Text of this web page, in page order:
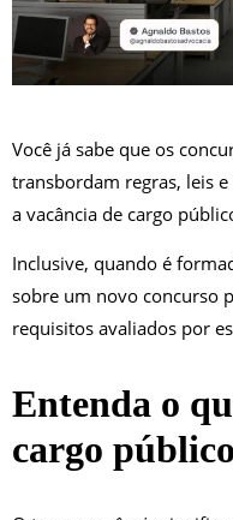
Você já sabe que os
transbordam regras, leis
a vacância de cargo
Inclusive, quando é
sobre um novo concurso
requisitos avaliados por
Entenda o
cargo público